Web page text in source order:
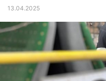
13.04.2025